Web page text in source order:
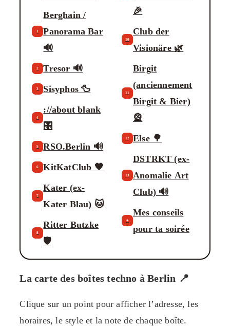
1
Berghain /
Panorama Bar
🔊
2 Tresor 🔊
3 Sisyphos 🦆
4
://about blank
🎛️
5 RSO.Berlin 🔊
6 KitKatClub 🖤
7
Kater (ex-
Kater Blau) 🐱
8
Ritter Butzke
🛡️
🎉
10
Club der
Visionäre 🌿
11
Birgit
(anciennement
Birgit & Bier)
🎡
12 Else 🌳
13
DSTRKT (ex-
Anomalie Art
Club) 🔊
✦
Mes conseils
pour ta soirée
La carte des boîtes techno à Berlin 📍
Clique sur un point pour afficher l’adresse, les
horaires, le style et la note de chaque boîte.